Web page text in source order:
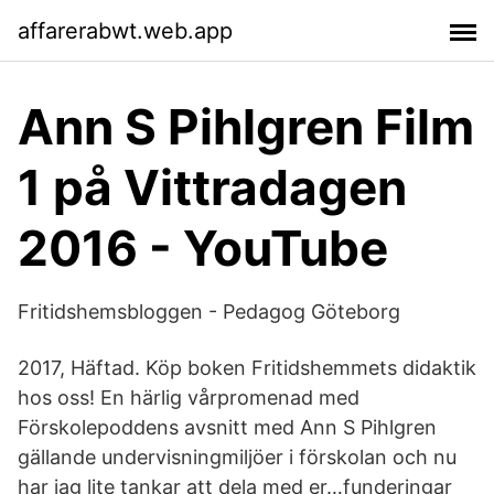
affarerabwt.web.app
Ann S Pihlgren Film
1 på Vittradagen
2016 - YouTube
Fritidshemsbloggen - Pedagog Göteborg
2017, Häftad. Köp boken Fritidshemmets didaktik
hos oss! En härlig vårpromenad med
Förskolepoddens avsnitt med Ann S Pihlgren
gällande undervisningmiljöer i förskolan och nu
har jag lite tankar att dela med er…funderingar